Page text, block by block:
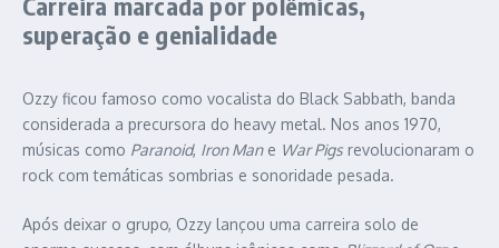
superação e genialidade
Ozzy ficou famoso como vocalista do Black Sabbath, banda
considerada a precursora do heavy metal. Nos anos 1970,
músicas como Paranoid, Iron Mane War Pigs revolucionaram o
rock com temáticas sombrias e sonoridade pesada.
Após deixar o grupo, Ozzy lançou uma carreira solo de